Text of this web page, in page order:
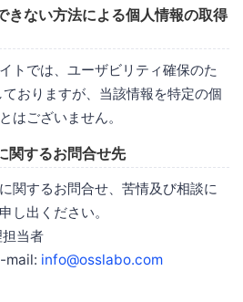
きない方法による個人情報の取得
トでは、ユーザビリティ確保のた
おりますが、当該情報を特定の個
はございません。
関するお問合せ先
関するお問合せ、苦情及び相談に
し出ください。
当者
info@osslabo.com